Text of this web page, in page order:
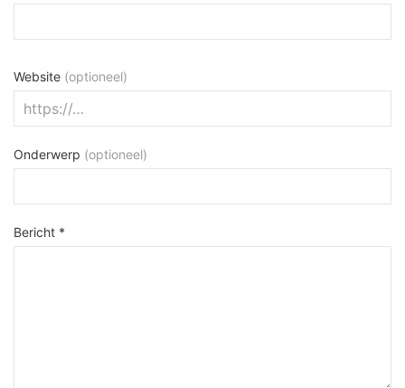
Website (optioneel)
Onderwerp (optioneel)
Bericht *